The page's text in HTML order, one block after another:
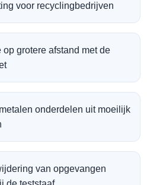
voor recyclingbedrijven
grotere afstand met de
onderdelen uit moeilijk
van opgevangen